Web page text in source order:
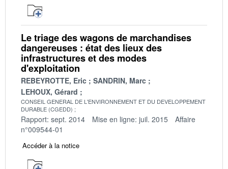
Le triage des wagons de marchandises
dangereuses : état des lieux des
infrastructures et des modes
d'exploitation
REBEYROTTE, Eric
SANDRIN, Marc
LEHOUX, Gérard
CONSEIL GENERAL DE L'ENVIRONNEMENT ET DU DEVELOPPEMENT
DURABLE (CGEDD)
Rapport: sept. 2014 Mise en ligne: juil. 2015
Affaire
n°009544-01
Accéder à la notice